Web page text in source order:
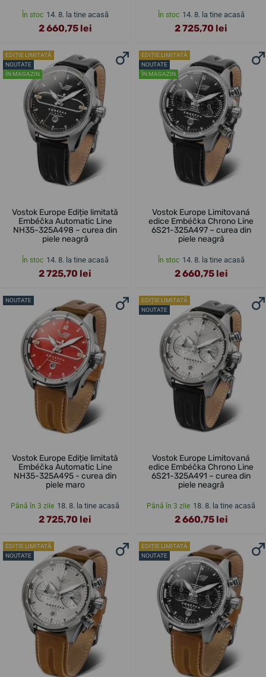
În stoc 14. 8. la tine acasă
2 660,75 lei
În stoc 14. 8. la tine acasă
2 725,70 lei
EDIȚIE LIMITATĂ
NOUTATE
ÎN MAGAZIN
Vostok Europe Ediție limitată
Embéčka Automatic Line
NH35-325A498 – curea din
piele neagră
În stoc 14. 8. la tine acasă
2 725,70 lei
EDIȚIE LIMITATĂ
NOUTATE
ÎN MAGAZIN
Vostok Europe Limitovaná
edice Embéčka Chrono Line
6S21-325A497 – curea din
piele neagră
În stoc 14. 8. la tine acasă
2 660,75 lei
NOUTATE
Vostok Europe Ediție limitată
Embéčka Automatic Line
NH35-325A495 - curea din
piele maro
Până în 3 zile 18. 8. la tine acasă
2 725,70 lei
EDIȚIE LIMITATĂ
NOUTATE
Vostok Europe Limitovaná
edice Embéčka Chrono Line
6S21-325A491 – curea din
piele neagră
Până în 3 zile 18. 8. la tine acasă
2 660,75 lei
EDIȚIE LIMITATĂ
NOUTATE
EDIȚIE LIMITATĂ
NOUTATE